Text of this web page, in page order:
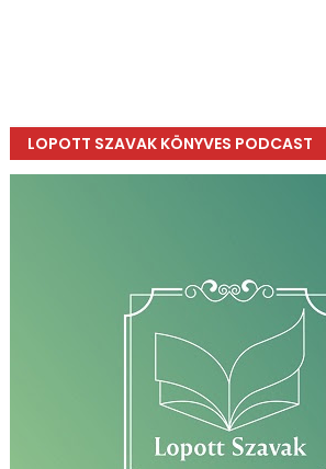
LOPOTT SZAVAK KÖNYVES PODCAST